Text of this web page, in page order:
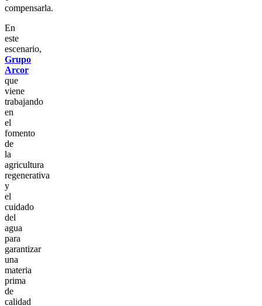
compensarla.
En
este
escenario,
Grupo
Arcor
que
viene
trabajando
en
el
fomento
de
la
agricultura
regenerativa
y
el
cuidado
del
agua
para
garantizar
una
materia
prima
de
calidad